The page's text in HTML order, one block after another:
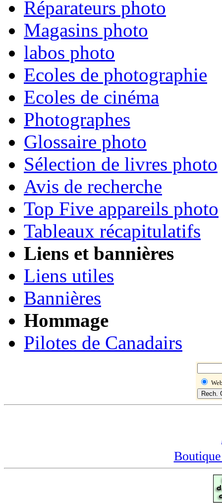
Réparateurs photo
Magasins photo
labos photo
Ecoles de photographie
Ecoles de cinéma
Photographes
Glossaire photo
Sélection de livres photo
Avis de recherche
Top Five appareils photo
Tableaux récapitulatifs
Liens et bannières
Liens utiles
Bannières
Hommage
Pilotes de Canadairs